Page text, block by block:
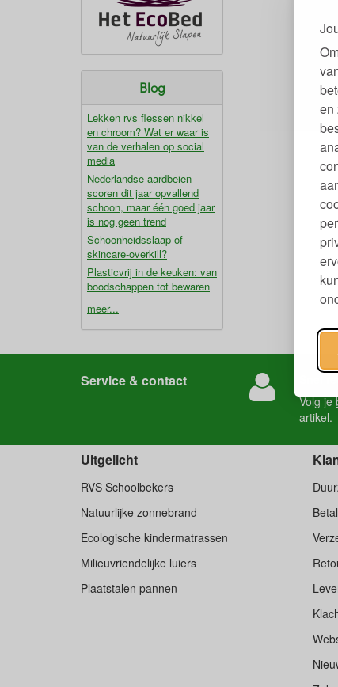
en
Blog
Lekken rvs flessen nikkel
en chroom? Wat er waar is
van de verhalen op social
media
Nederlandse aardbeien
scoren dit jaar opvallend
schoon, maar één goed jaar
is nog geen trend
Schoonheidsslaap of
skincare-overkill?
Plasticvrij in de keuken: van
boodschappen tot bewaren
meer...
Service & contact
Volg je
artikel.
Uitgelicht
RVS Schoolbekers
Natuurlijke zonnebrand
Ecologische kindermatrassen
Milieuvriendelijke luiers
Plaatstalen pannen